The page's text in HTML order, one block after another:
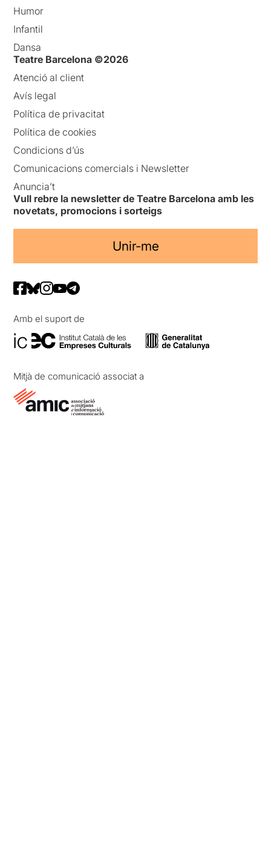
Humor
Infantil
Dansa
Teatre Barcelona ©2026
Atenció al client
Avís legal
Política de privacitat
Política de cookies
Condicions d’ús
Comunicacions comercials i Newsletter
Anuncia’t
Vull rebre la newsletter de Teatre Barcelona amb les
novetats, promocions i sorteigs
Unir-me
Amb el suport de
Mitjà de comunicació associat a